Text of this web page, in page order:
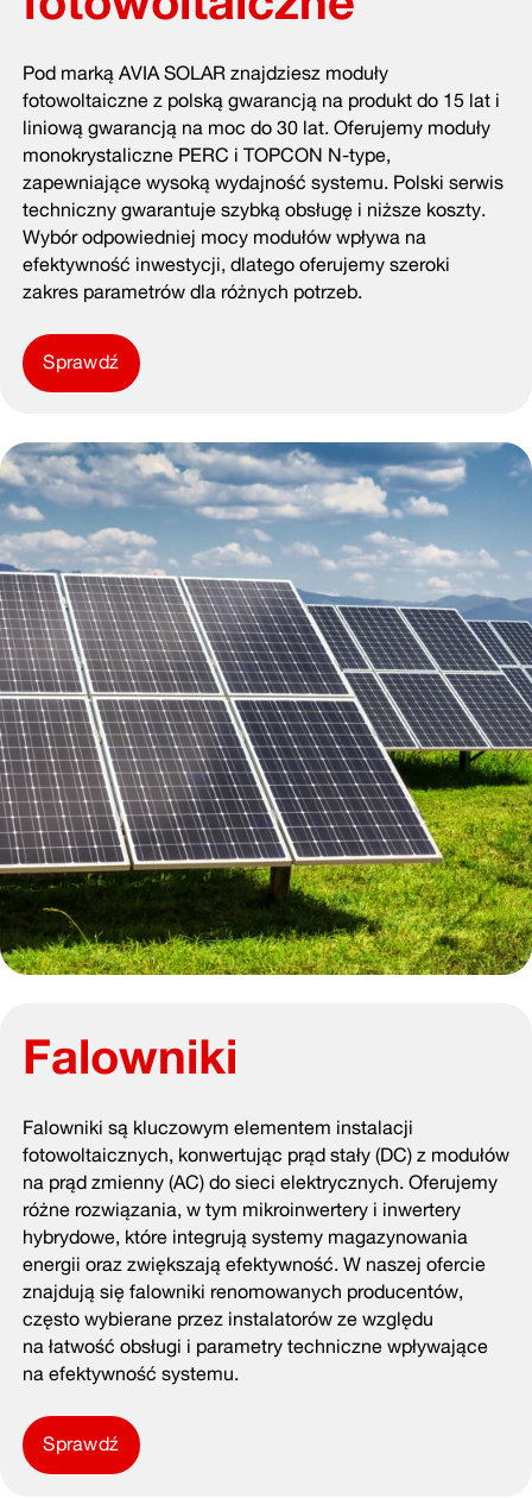
Pod marką AVIA SOLAR znajdziesz moduły
fotowoltaiczne z polską gwarancją na produkt do 15 lat i
liniową gwarancją na moc do 30 lat. Oferujemy moduły
monokrystaliczne PERC i TOPCON N-type,
zapewniające wysoką wydajność systemu. Polski serwis
techniczny gwarantuje szybką obsługę i niższe koszty.
Wybór odpowiedniej mocy modułów wpływa na
efektywność inwestycji, dlatego oferujemy szeroki
zakres parametrów dla różnych potrzeb.
Sprawdź
Falowniki
Falowniki są kluczowym elementem instalacji
fotowoltaicznych, konwertując prąd stały (DC) z modułów
na prąd zmienny (AC) do sieci elektrycznych. Oferujemy
różne rozwiązania, w tym mikroinwertery i inwertery
hybrydowe, które integrują systemy magazynowania
energii oraz zwiększają efektywność. W naszej ofercie
znajdują się falowniki renomowanych producentów,
często wybierane przez instalatorów ze względu
na łatwość obsługi i parametry techniczne wpływające
na efektywność systemu.
Sprawdź